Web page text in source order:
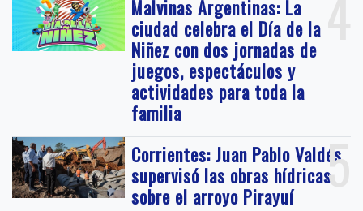
4
Malvinas Argentinas: La
ciudad celebra el Día de la
Niñez con dos jornadas de
juegos, espectáculos y
actividades para toda la
familia
5
Corrientes: Juan Pablo Valdés
supervisó las obras hídricas
sobre el arroyo Pirayuí